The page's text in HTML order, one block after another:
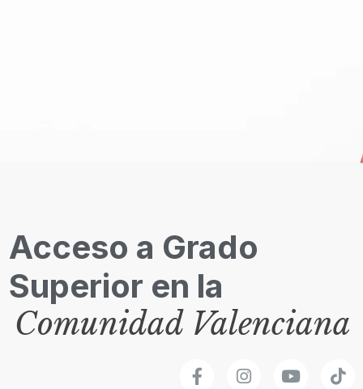
Acceso a Grado
Superior en la
Comunidad Valenciana